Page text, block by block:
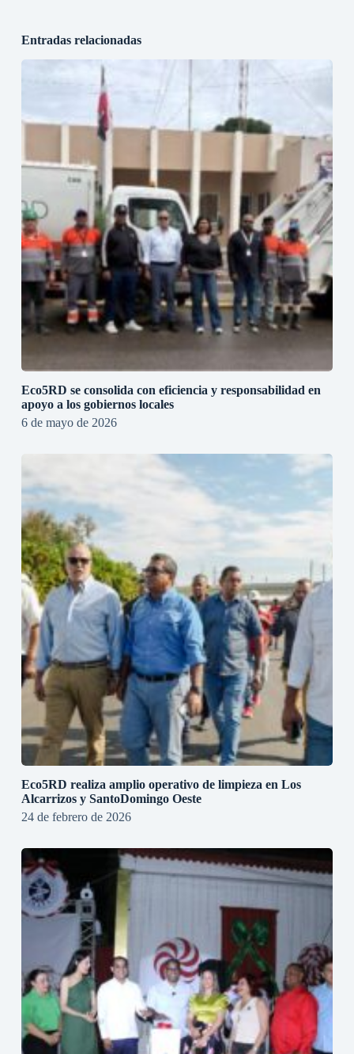
Entradas relacionadas
Eco5RD se consolida con eficiencia y responsabilidad en
apoyo a los gobiernos locales
6 de mayo de 2026
Eco5RD realiza amplio operativo de limpieza en Los
Alcarrizos y SantoDomingo Oeste
24 de febrero de 2026